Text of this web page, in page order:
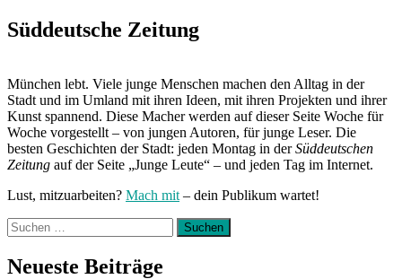
Post:
Süddeutsche Zeitung
München lebt. Viele junge Menschen machen den Alltag in der
Stadt und im Umland mit ihren Ideen, mit ihren Projekten und ihrer
Kunst spannend. Diese Macher werden auf dieser Seite Woche für
Woche vorgestellt – von jungen Autoren, für junge Leser. Die
besten Geschichten der Stadt: jeden Montag in derSüddeutschen
Zeitung auf der Seite „Junge Leute“ – und jeden Tag im Internet.
Lust, mitzuarbeiten? Mach mit – dein Publikum wartet!
Suchen
nach:
Neueste Beiträge